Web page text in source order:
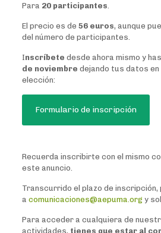
Para 20 participantes.
El precio es de 56 euros, aunque
del número de participantes.
Inscríbete desde ahora mismo y
de noviembre dejando tus datos
elección:
Formulario de inscripción
Recuerda inscribirte con el mismo
este anuncio.
Transcurrido el plazo de inscripción,
a comunicaciones@aepuma.org y
Para acceder a cualquiera de
actividades, tienes que estar al